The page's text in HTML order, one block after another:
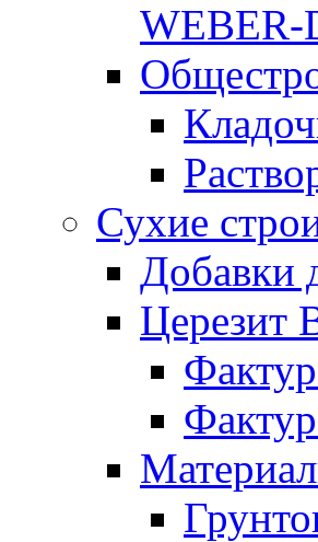
Сухие
Добавки
Церезит